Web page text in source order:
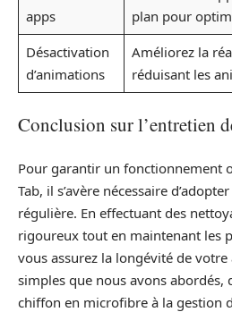
apps
plan pour
Désactivation
d’animations
Améliorez la
réduisant les
Conclusion sur l’entretien
Pour garantir un fonctionnement
Tab, il s’avère nécessaire
régulière. En effectuant des
rigoureux tout en maintenant les
vous assurez la longévité de votre
simples que nous avons abordés,
chiffon en microfibre à la gestion